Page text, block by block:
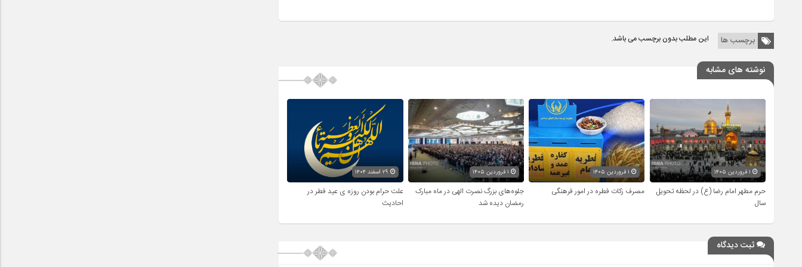
برچسب ها این مطلب بدون برچسب می باشد.
نوشته های مشابه
حرم مطهر امام رضا (ع) در لحظه تحویل
سال
۱ فروردین ۱۴۰۵
مصرف زکات فطره در امور فرهنگی
جلوه‌های بزرگ نصرت الهی در ماه مبارک
رمضان دیده شد
علت حرام بودن روزه ی عید فطر در
احادیث
ثبت دیدگاه